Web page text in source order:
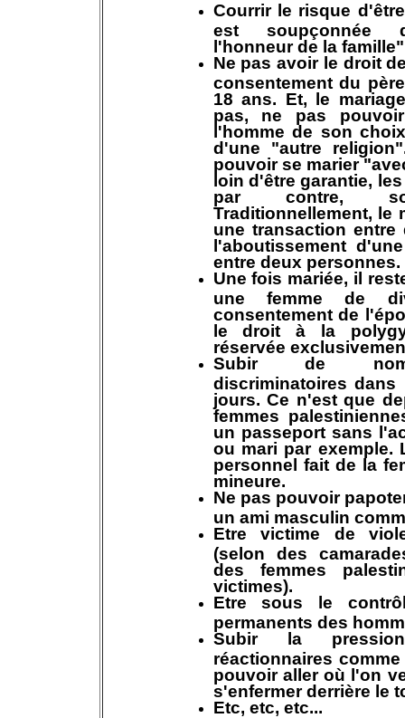
Courrir le risque
est soupçonnée
l'honneur de la
Ne pas avoir le droit
consentement du
18 ans. Et, le
pas, ne pas
l'homme de son
d'une "autre
pouvoir se marier
loin d'être garantie,
par contre,
Traditionnellement, le
une transaction entre
l'aboutissement
entre deux personnes.
Une fois mariée, il
une femme de
consentement de
le droit à la
réservée
Subir de
discriminatoires
jours. Ce n'est que
femmes
un passeport sans
ou mari par exemple.
personnel fait de la
mineure.
Ne pas pouvoir
un ami masculin
Etre victime de
(selon des
des femmes
victimes).
Etre sous le
permanents des
Subir la
réactionnaires
pouvoir aller où l'on
s'enfermer derrière le
Etc, etc, etc...